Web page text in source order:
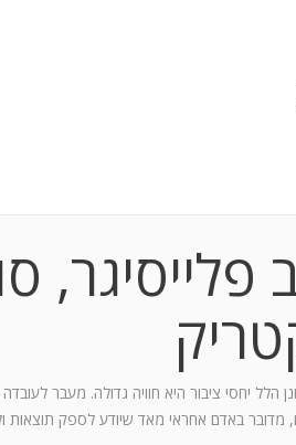
פלייסיגר,
הלל יחסי ציבור היא חוויה גדולה. מעבר
מדובר באדם אחראי מאד שיודע לספק תוצאות